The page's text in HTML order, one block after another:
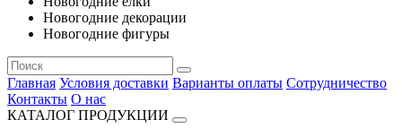
Новогодние декорации
Новогодние фигуры
Главная Условия доставки Варианты оплаты Сотрудничество
Контакты О нас
КАТАЛОГ ПРОДУКЦИИ